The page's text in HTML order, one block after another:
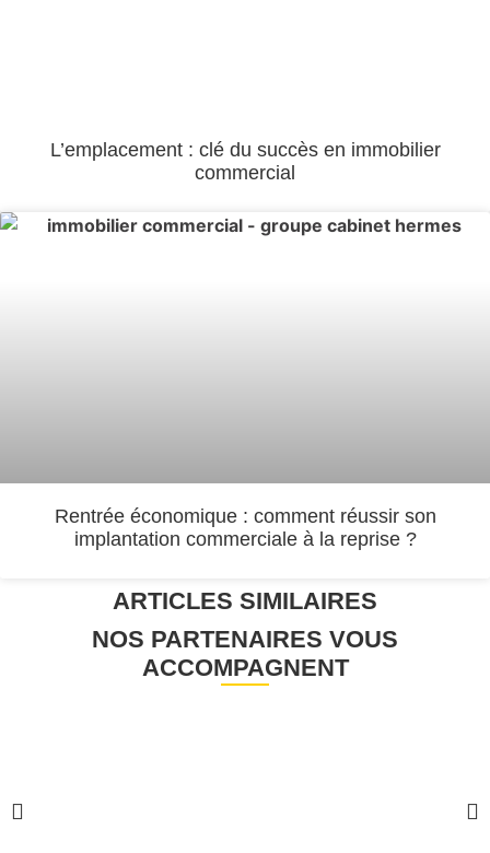
L’emplacement : clé du succès en immobilier
commercial
Rentrée économique : comment réussir son
implantation commerciale à la reprise ?
ARTICLES SIMILAIRES
NOS PARTENAIRES VOUS
ACCOMPAGNENT